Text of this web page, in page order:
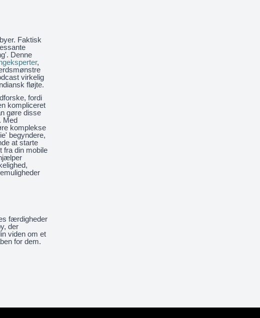
Faktisk
Denne
,
virkelig
fløjte.
fordi
kompliceret
gøre disse
Med
komplekse
begyndere,
at starte
fra din mobile
færdigheder
der
viden om et
for dem.